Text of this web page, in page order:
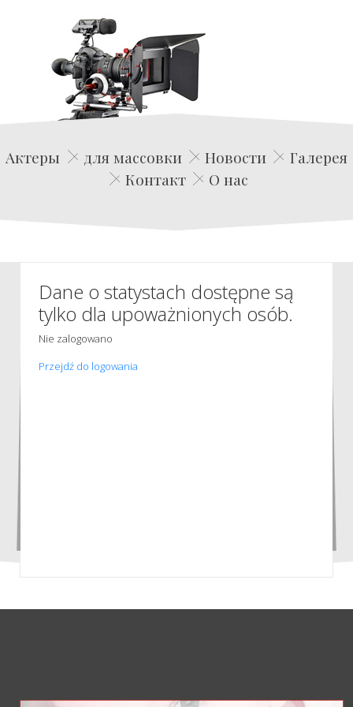
Edwin Film Agencja Aktorska
Актеры для массовки Новости
Галерея
Контакт
О нас
Dane o statystach dostępne są
tylko dla upoważnionych osób.
Nie zalogowano
Przejdź do logowania